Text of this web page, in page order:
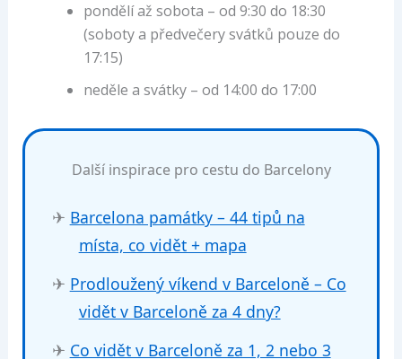
pondělí až sobota – od 9:30 do 18:30
(soboty a předvečery svátků pouze do
17:15)
neděle a svátky – od 14:00 do 17:00
Další inspirace pro cestu do Barcelony
✈ Barcelona památky – 44 tipů na
místa, co vidět + mapa
✈ Prodloužený víkend v Barceloně – Co
vidět v Barceloně za 4 dny?
✈ Co vidět v Barceloně za 1, 2 nebo 3